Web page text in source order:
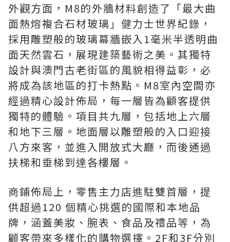
外觀方面，M8的外牆材料創造了「最大曲
面熱熔複合石材玻璃」健力士世界紀錄，
採用雕塑般的玻璃幕牆嵌入1毫米半透明曲
面天然雲石，展現建築藝術之美。其獨特
設計與澳門古老街區的風貌相得益彰，必
將成為該地區的打卡熱點。M8室內空間亦
經過精心設計佈局，每一層皆為顧客提供
獨特的體驗。項目共九層，包括地上六層
和地下三層。地面層以雕塑般的入口迎接
八方來客，並進入開放式大廳，而後通過
扶梯和垂梯到達各樓層。
商鋪佈局上，零售主力店進駐雙首層，提
供超過120 個精心挑選的國際和本地品
牌，涵蓋美妝、腕表、食品及禮品等，為
顧客帶來多樣化的購物選擇。2F和3F分別